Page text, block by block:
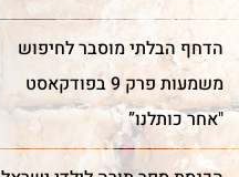
הדחף הבלתי מוסבר לחיפוש
משמעות פרק 9 בפודקאסט
"אחר כותלנו”
מצווה
למורשת הכותל המערבי